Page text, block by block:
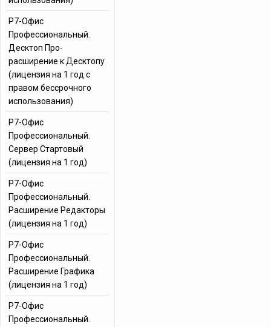
Р7-Офис
Профессиональный.
Десктоп Про-
расширение к Десктопу
(лицензия на 1 год с
правом бессрочного
использования)
Р7-Офис
Профессиональный.
Сервер Стартовый
(лицензия на 1 год)
Р7-Офис
Профессиональный.
Расширение Редакторы
(лицензия на 1 год)
Р7-Офис
Профессиональный.
Расширение Графика
(лицензия на 1 год)
Р7-Офис
Профессиональный.